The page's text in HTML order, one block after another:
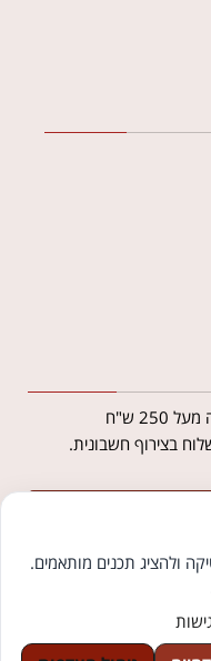
ש"ח
ללבוש צנוע
אתרים
ולהציג תכנים מותאמים.